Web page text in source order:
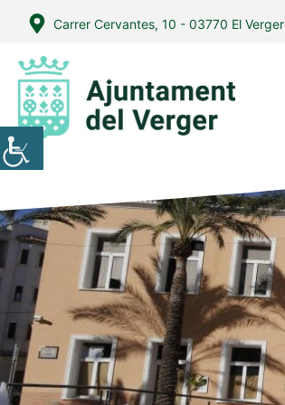
contingut
Carrer Cervantes, 10 - 03770 El Verger